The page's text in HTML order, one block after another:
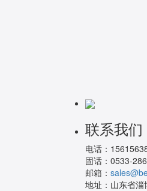
联系我们
电话：
固话： 0533-
邮箱：
地址： 山东省